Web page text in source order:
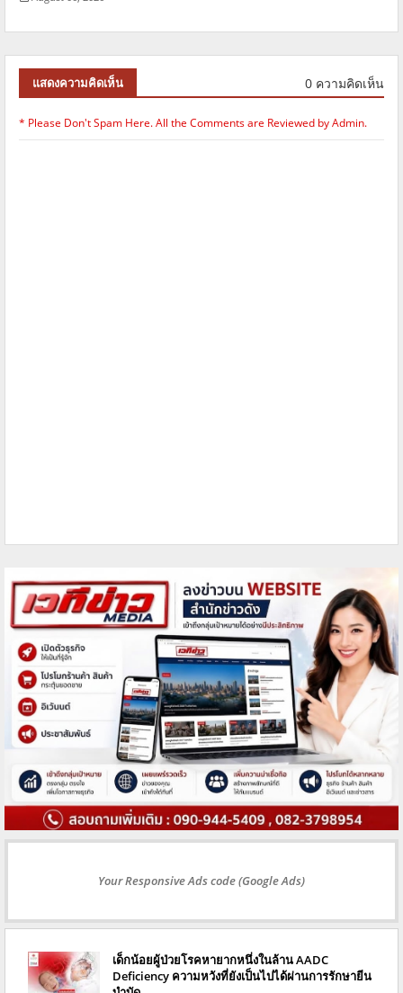
แสดงความคิดเห็น 0 ความคิดเห็น
* Please Don't Spam Here. All the Comments are Reviewed by Admin.
Your Responsive Ads code (Google Ads)
เด็กน้อยผู้ป่วยโรคหายากหนึ่งในล้าน AADC
Deficiency ความหวังที่ยังเป็นไปได้ผ่านการรักษายีน